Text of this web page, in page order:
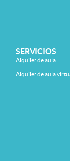
SERVICIOS
Alquiler de aula
Alquiler de aula